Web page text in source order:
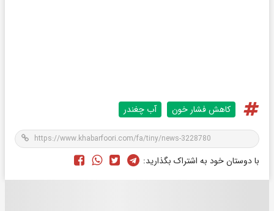
کاهش فشار خون آب چغندر
با دوستان خود به اشتراک بگذارید: